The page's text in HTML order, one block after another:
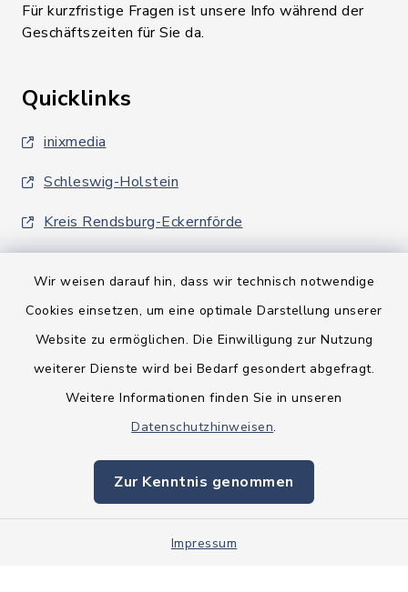
Wir weisen darauf hin, dass wir technisch notwendige
Cookies einsetzen, um eine optimale Darstellung unserer
Website zu ermöglichen. Die Einwilligung zur Nutzung
weiterer Dienste wird bei Bedarf gesondert abgefragt.
Weitere Informationen finden Sie in unseren
Datenschutzhinweisen.
Zur Kenntnis genommen
Impressum
Für kurzfristige Fragen ist unsere Info während der
Geschäftszeiten für Sie da.
Quicklinks
inixmedia
Schleswig-Holstein
Kreis Rendsburg-Eckernförde
Barrierefreiheit
Impressum
Sitemap